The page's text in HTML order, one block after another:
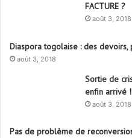
FACTURE ?
août 3, 2018
Diaspora togolaise : des devoirs,
août 3, 2018
Sortie de
enfin arrivé !
août 3, 2018
Pas de problème de